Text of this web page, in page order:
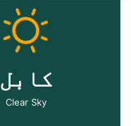
کابل
Clear Sky